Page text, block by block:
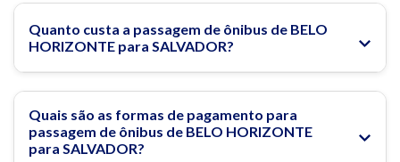
Quanto custa a passagem de ônibus de BELO
HORIZONTE para SALVADOR?
Quais são as formas de pagamento para
passagem de ônibus de BELO HORIZONTE
para SALVADOR?